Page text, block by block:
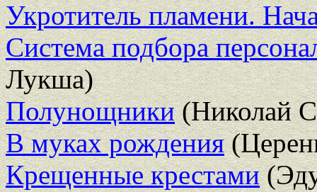
Укротитель пламени.
Система подбора
Лукша)
Полунощники(Николай
В муках рождения
Крещенные крестами